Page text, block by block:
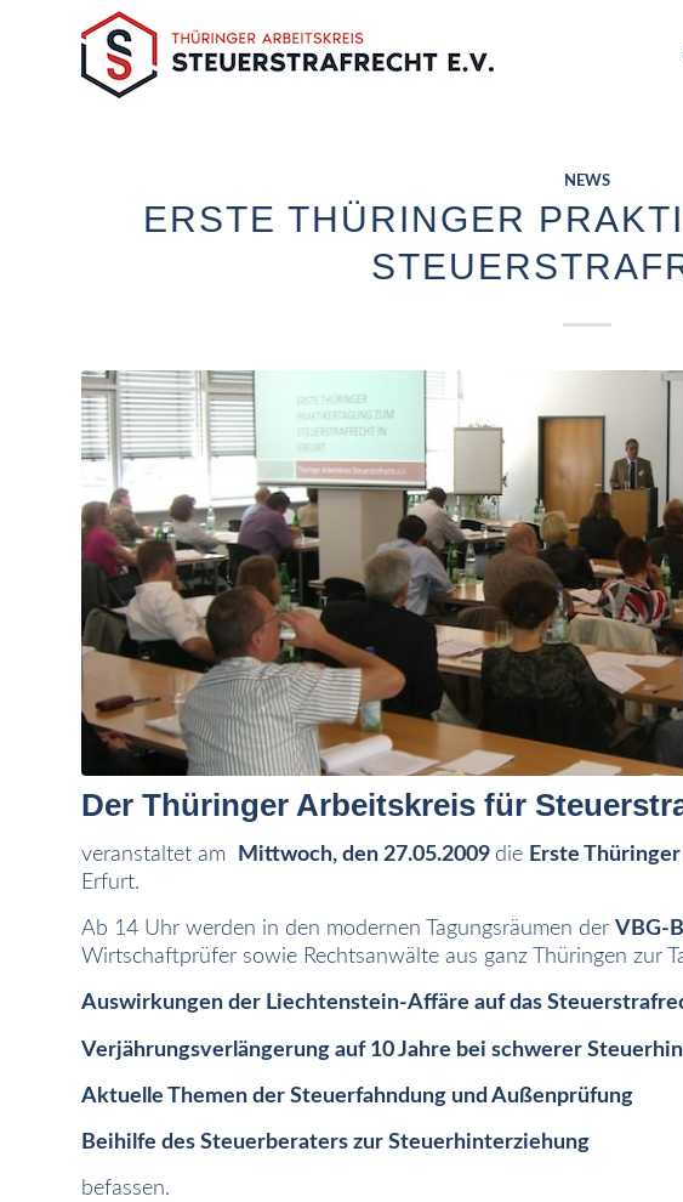
NEWS
ERSTE THÜRINGER
Der Thüringer Arbeitskreis für
veranstaltet am Mittwoch, den 27.05.2009 die Erste
Erfurt.
Ab 14 Uhr werden in den modernen Tagungsräumen der VBG-
Wirtschaftprüfer sowie Rechtsanwälte aus ganz Thüringen zur
Auswirkungen der Liechtenstein-Affäre auf das
Verjährungsverlängerung auf 10 Jahre bei schwerer
Aktuelle Themen der Steuerfahndung und Außenprüfung
Beihilfe des Steuerberaters zur Steuerhinterziehung
befassen.